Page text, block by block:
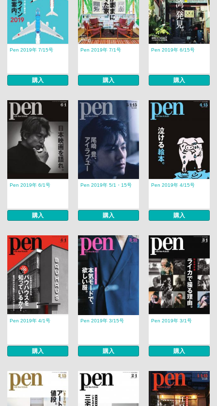
Pen 2019年 7/15号
購入
Pen 2019年 7/1号
購入
Pen 2019年 6/15号
購入
Pen 2019年 6/1号
購入
Pen 2019年 5/1・15号
購入
Pen 2019年 4/15号
購入
Pen 2019年 4/1号
購入
Pen 2019年 3/15号
購入
Pen 2019年 3/1号
購入